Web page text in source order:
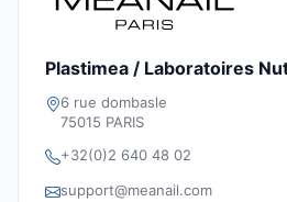
Plastimea / Laboratoires
6 rue dombasle
75015 PARIS
+32(0)2 640 48 02
support@meanail.com